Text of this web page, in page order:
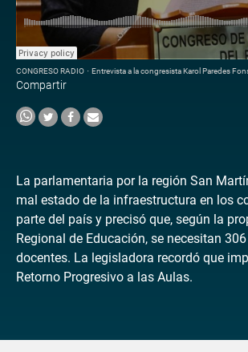
CONGRESO RADIO · Entrevista a la congresista Karol Paredes
Compartir
La parlamentaria por la región San
mal estado de la infraestructura en los
parte del país y precisó que, según la
Regional de Educación, se necesitan
docentes. La legisladora recordó que
Retorno Progresivo a las Aulas.